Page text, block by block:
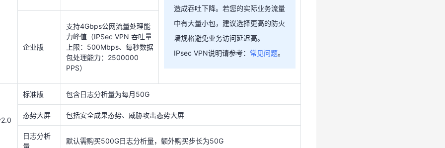
描、基线管理功能。
按照需防护的主机个数购买，提供网页防篡改能力，解决页面篡改、挂马、
暗链等网页风险问题。
按照需防护的主机个数购买，提供安全概览、资产管理、入侵检测、漏洞扫
描、基线管理功能。
改版
暗链等网页风险问题。
标准版 防护10个站点，支持带宽防护200Mb
域名扩展
包
每个扩展包支持10个域名防护
造成吞吐下降。若您的实际业务流量
中有大量小包，建议选择更高的防火
墙规格避免业务访问延迟高。
IPsec VPN说明请参考： 常见问题。
企业版
支持4Gbps公网流量处理能
力峰值（IPSec VPN 吞吐量
上限：500Mbps、每秒数据
包处理能力：2500000
PPS）
标准版 包含日志分析量为每月50G
态势大屏 包括安全成果态势、威胁攻击态势大屏
日志分析
量
默认需购买500G日志分析量，额外购买步长为50G